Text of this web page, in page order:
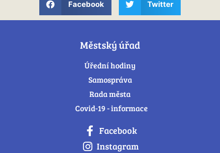
Facebook Twitter
Městský úřad
Úřední hodiny
Samospráva
Rada města
Covid-19 - informace
Facebook
Instagram